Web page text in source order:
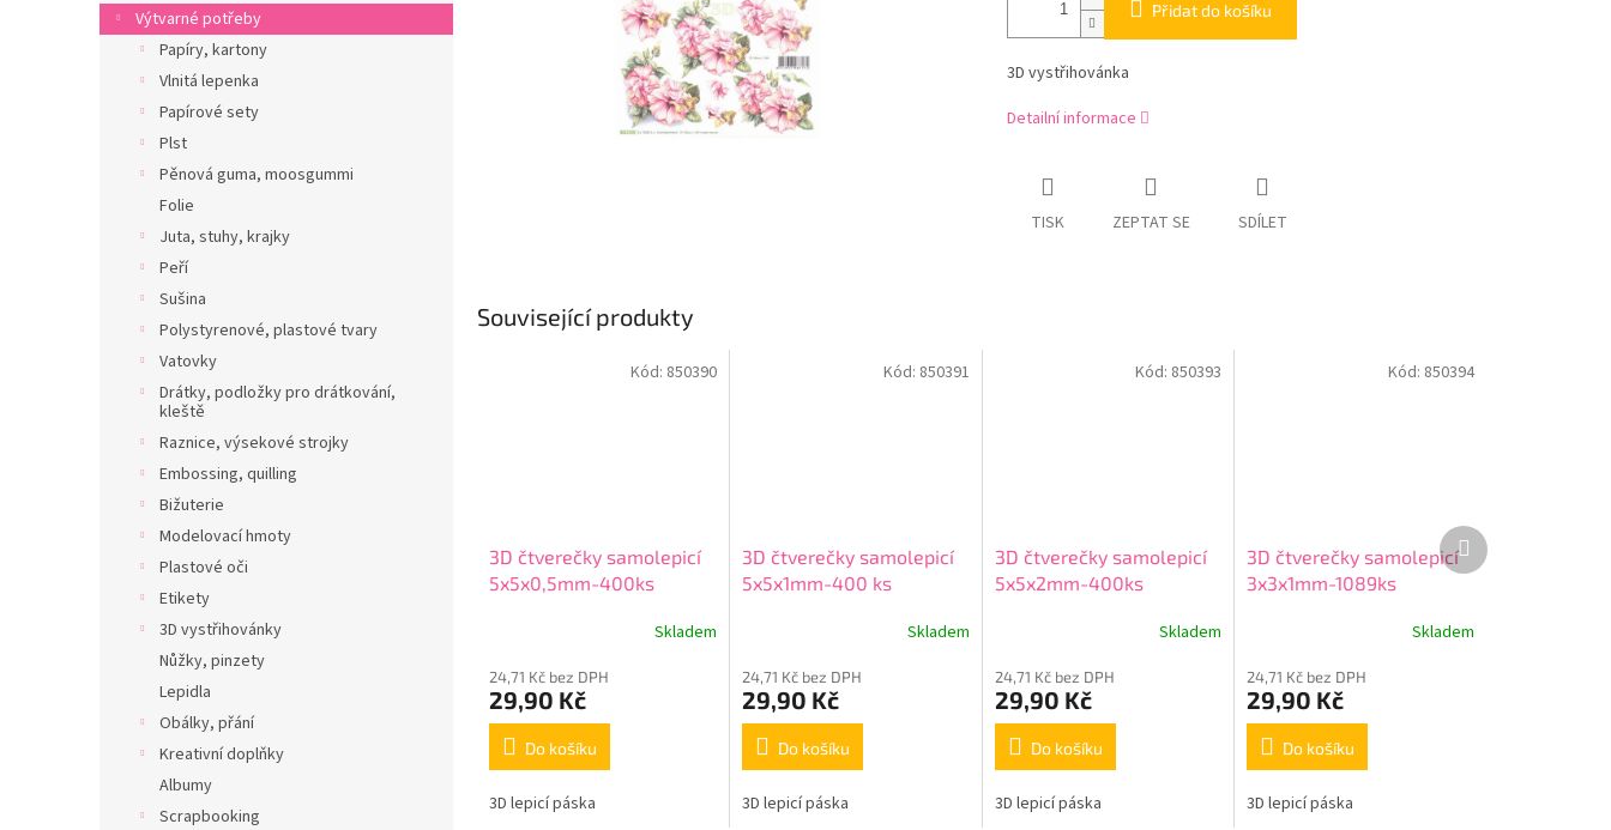
n
e
Výtvarné potřeby
Papíry, kartony
Vlnitá lepenka
Papírové sety
Plst
Pěnová guma, moosgummi
Folie
Juta, stuhy, krajky
Peří
Sušina
Polystyrenové, plastové tvary
Vatovky
Drátky, podložky pro drátkování,
kleště
Raznice, výsekové strojky
Embossing, quilling
Bižuterie
Modelovací hmoty
Plastové oči
Etikety
3D vystřihovánky
Nůžky, pinzety
Lepidla
Obálky, přání
Kreativní doplňky
Albumy
Scrapbooking
Přidat do košíku
3D vystřihovánka
Detailní informace
TISK ZEPTAT SE SDÍLET
Související produkty
3D čtverečky samolepicí
5x5x0,5mm-400ks
Skladem
24,71 Kč bez DPH
29,90 Kč
Do košíku
3D lepicí páska
Kód: 850390
3D čtverečky samolepicí
5x5x1mm-400 ks
Skladem
24,71 Kč bez DPH
29,90 Kč
Do košíku
3D lepicí páska
Kód: 850391
3D čtverečky samolepicí
5x5x2mm-400ks
Skladem
24,71 Kč bez DPH
29,90 Kč
Do košíku
3D lepicí páska
Kód: 850393
3D čtverečky samolepicí
3x3x1mm-1089ks
Skladem
24,71 Kč bez DPH
29,90 Kč
Do košíku
3D lepicí páska
Kód: 850394
Další
produkt